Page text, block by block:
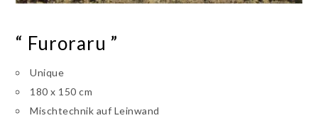
“ Furoraru ”
Unique
180 x 150 cm
Mischtechnik auf Leinwand